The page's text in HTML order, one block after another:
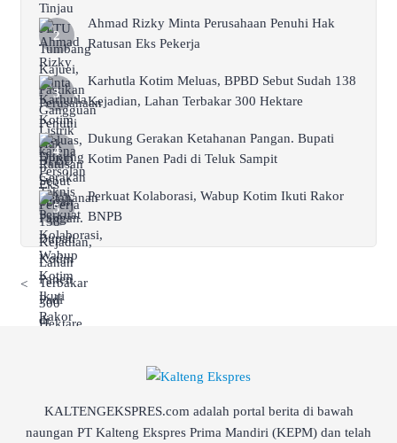
Ahmad Rizky Minta Perusahaan Penuhi Hak
Ratusan Eks Pekerja
Karhutla Kotim Meluas, BPBD Sebut Sudah 138
Kejadian, Lahan Terbakar 300 Hektare
Dukung Gerakan Ketahanan Pangan. Bupati
Kotim Panen Padi di Teluk Sampit
Perkuat Kolaborasi, Wabup Kotim Ikuti Rakor
BNPB
<
KALTENGEKSPRES.com adalah portal berita di bawah
naungan PT Kalteng Ekspres Prima Mandiri (KEPM) dan telah